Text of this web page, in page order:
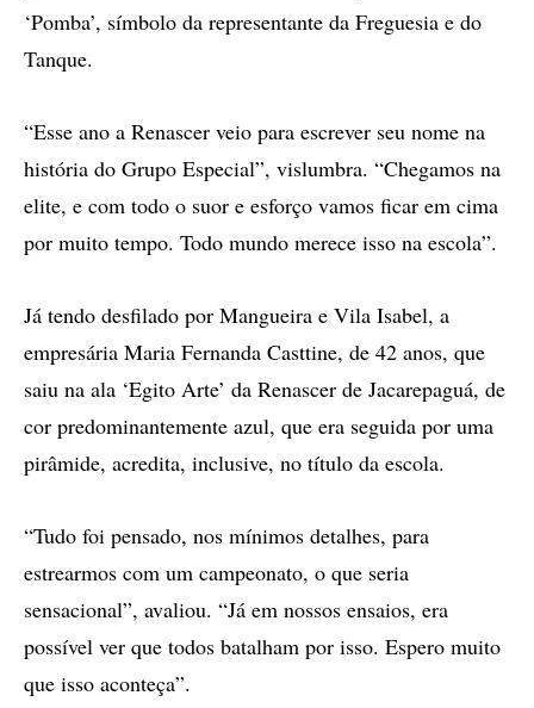
‘Pomba’, símbolo da representante da Freguesia e do
Tanque.
“Esse ano a Renascer veio para escrever seu nome na
história do Grupo Especial”, vislumbra. “Chegamos na
elite, e com todo o suor e esforço vamos ficar em cima
por muito tempo. Todo mundo merece isso na escola”.
Já tendo desfilado por Mangueira e Vila Isabel, a
empresária Maria Fernanda Casttine, de 42 anos, que
saiu na ala ‘Egito Arte’ da Renascer de Jacarepaguá, de
cor predominantemente azul, que era seguida por uma
pirâmide, acredita, inclusive, no título da escola.
“Tudo foi pensado, nos mínimos detalhes, para
estrearmos com um campeonato, o que seria
sensacional”, avaliou. “Já em nossos ensaios, era
possível ver que todos batalham por isso. Espero muito
que isso aconteça”.